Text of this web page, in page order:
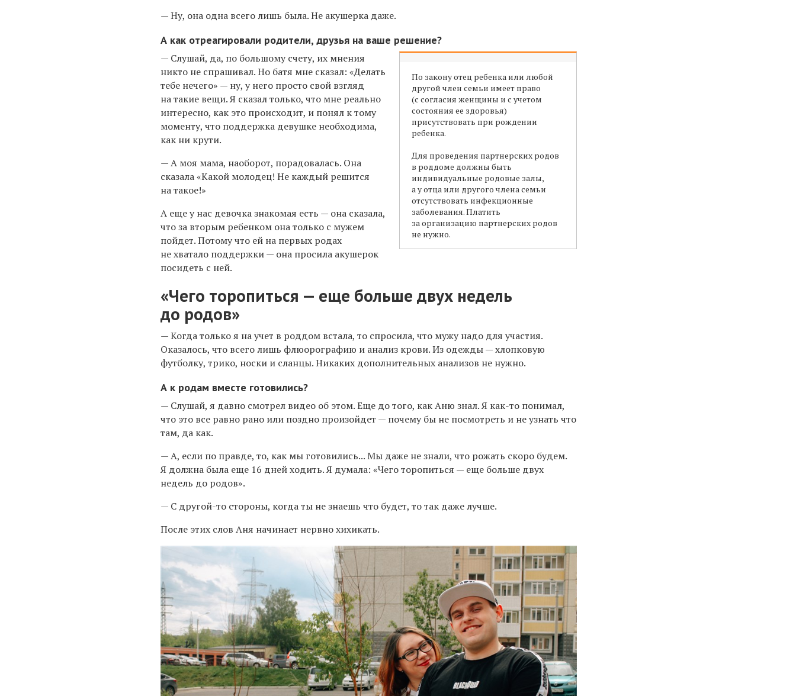
— Ну, она одна всего лишь была. Не акушерка даже.
А как отреагировали родители, друзья на ваше решение?
По закону отец ребенка или любой
другой член семьи имеет право
(с согласия женщины и с учетом
состояния ее здоровья)
присутствовать при рождении
ребенка.
Для проведения партнерских родов
в роддоме должны быть
индивидуальные родовые залы,
а у отца или другого члена семьи
отсутствовать инфекционные
заболевания. Платить
за организацию партнерских родов
не нужно.
— Слушай, да, по большому счету, их мнения
никто не спрашивал. Но батя мне сказал: «Делать
тебе нечего» — ну, у него просто свой взгляд
на такие вещи. Я сказал только, что мне реально
интересно, как это происходит, и понял к тому
моменту, что поддержка девушке необходима,
как ни крути.
— А моя мама, наоборот, порадовалась. Она
сказала «Какой молодец! Не каждый решится
на такое!»
А еще у нас девочка знакомая есть — она сказала,
что за вторым ребенком она только с мужем
пойдет. Потому что ей на первых родах
не хватало поддержки — она просила акушерок
посидеть с ней.
«Чего торопиться — еще больше двух недель
до родов»
— Когда только я на учет в роддом встала, то спросила, что мужу надо для участия.
Оказалось, что всего лишь флюорографию и анализ крови. Из одежды — хлопковую
футболку, трико, носки и сланцы. Никаких дополнительных анализов не нужно.
А к родам вместе готовились?
— Слушай, я давно смотрел видео об этом. Еще до того, как Аню знал. Я как-то понимал,
что это все равно рано или поздно произойдет — почему бы не посмотреть и не узнать что
там, да как.
— А, если по правде, то, как мы готовились... Мы даже не знали, что рожать скоро будем.
Я должна была еще 16 дней ходить. Я думала: «Чего торопиться — еще больше двух
недель до родов».
— С другой-то стороны, когда ты не знаешь что будет, то так даже лучше.
После этих слов Аня начинает нервно хихикать.